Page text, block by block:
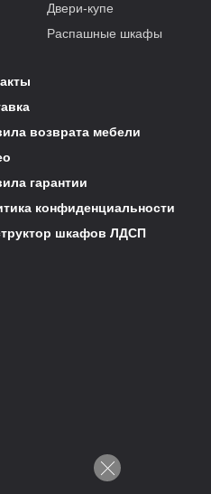
Двери-купе
Распашные шкафы
возврата мебели
гарантии
конфиденциальности
шкафов ЛДСП